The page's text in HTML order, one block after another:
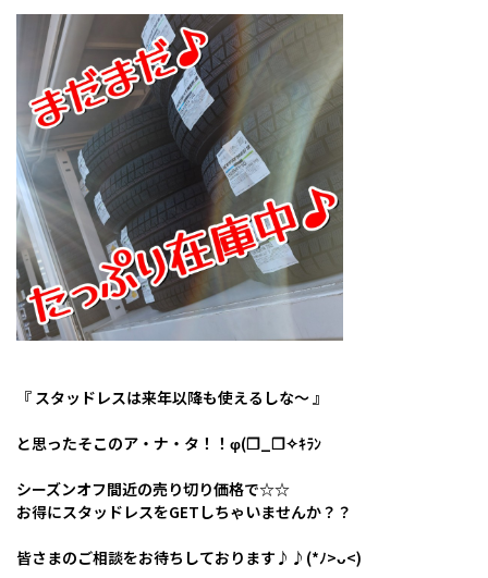
『 スタッドレスは来年以降も使えるしな～ 』
と思ったそこのア・ナ・タ！！φ(❐_❐✧ｷﾗﾝ
シーズンオフ間近の売り切り価格で☆☆
お得にスタッドレスをGETしちゃいませんか？？
皆さまのご相談をお待ちしております♪♪(*ﾉ>ᴗ<)